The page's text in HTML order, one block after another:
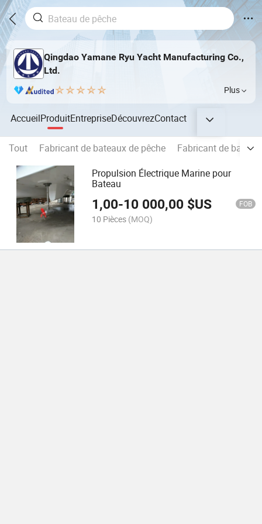
Qingdao Yamane Ryu Yacht Manufacturing Co.,
Ltd.
Plus
AccueilProduitEntrepriseDécouvrezContact
Tout Fabricant de bateaux de pêche
Fabricant de
Propulsion Électrique Marine pour
Bateau
1,00-10 000,00 $US FOB
10 Pièces (MOQ)